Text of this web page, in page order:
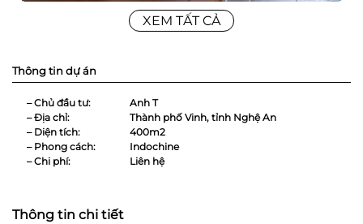
XEM TẤT CẢ
Thông tin dự án
– Chủ đầu tư:
Anh T
– Địa chỉ:
Thành phố Vinh, tỉnh Nghệ An
– Diện tích:
400m2
– Phong cách:
Indochine
– Chi phí:
Liên hệ
Thông tin chi tiết